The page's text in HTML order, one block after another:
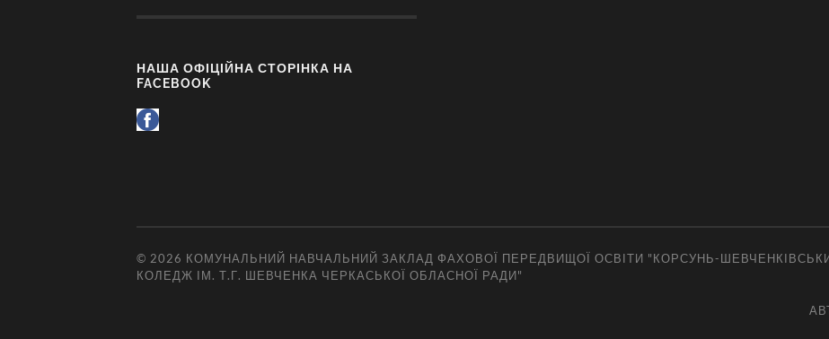
НАША ОФІЦІЙНА СТОРІНКА НА
FACEBOOK
© 2026 КОМУНАЛЬНИЙ НАВЧАЛЬНИЙ ЗАКЛАД ФАХОВОЇ ПЕРЕДВИЩОЇ ОСВІТИ "КОРСУНЬ-
КОЛЕДЖ ІМ. Т.Г. ШЕВЧЕНКА ЧЕРКАСЬКОЇ ОБЛАСНОЇ РАДИ"